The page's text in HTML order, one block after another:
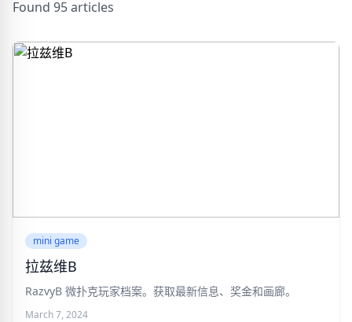
Found 95 articles
mini game
拉兹维B
RazvyB 微扑克玩家档案。获取最新信息、奖金和画廊。
March 7, 2024